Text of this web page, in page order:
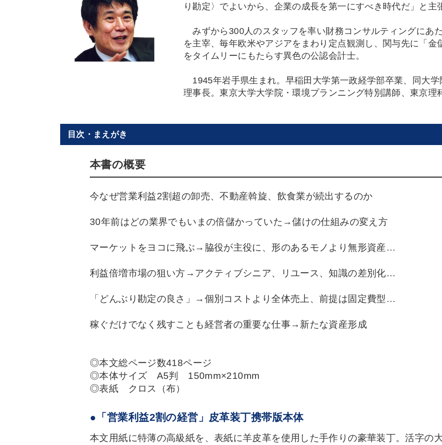
り勘定〉でよいから、企業の成長を第一にすべき時代だ」と主
みずから300人のスタッフを率い財務コンサルティングにあ
を主宰、毎年欧米やアジアをまわり定点観測し、関与先に「
をタイムリーにもたらす異色の公認会計士。
1945年岩手県生まれ。早稲田大学第一政経学部卒業、同大
理事長。東京大学大学院・環境プランニング特別講師、東京理
目次・まえがき
本書の概要
今なぜ営業利益2割超の卸売、不動産斡旋、飲食業が続出するのか
30年前はどの業界でもいまの倍儲かっていた→儲けの仕組みの変え方
マーケットをヨコに飛ぶ→脇役が主役に、形のあるモノより無形資産…
利益倍増市場の狙い方→アクティブシニア、リユース、知識の差別化…
「どんぶり勘定の良さ」→個別コストより全体売上、前提は固定費型…
稼ぐだけでなく残すことも経営者の重要な仕事→新たな資産形成
◎本文総ページ数418ページ
◎本体サイズ A5判 150mm×210mm
◎表紙 クロス（布）
●「営業利益2割の経営」皮革装丁携帯版本体
本文用紙に特薄の高級紙を、表紙に羊皮革を使用した手作りの豪華装丁。活字の